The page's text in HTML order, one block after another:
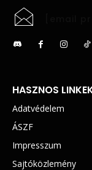
HASZNOS
Adatvédelem
ÁSZF
Impresszum
Sajtóközlemény